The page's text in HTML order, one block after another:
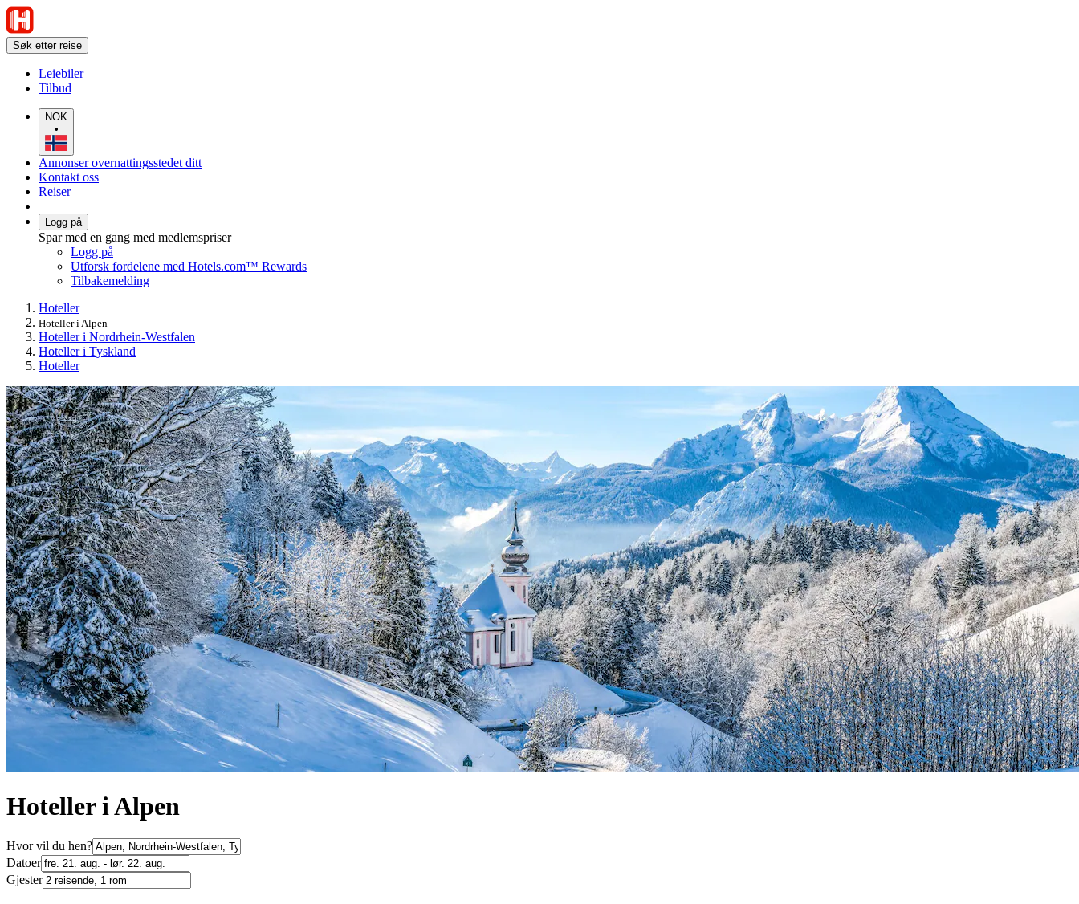
Søk etter reise
Leiebiler
Tilbud
NOK
•
Annonser overnattingsstedet ditt
Kontakt oss
Reiser
Logg på
Spar med en gang med medlemspriser
Logg på
Utforsk fordelene med Hotels.com™ Rewards
Tilbakemelding
Hoteller
Hoteller i Alpen
Hoteller i Nordrhein-Westfalen
Hoteller i Tyskland
Hoteller
Hoteller i Alpen
Hvor vil du hen?
Datoer
Gjester